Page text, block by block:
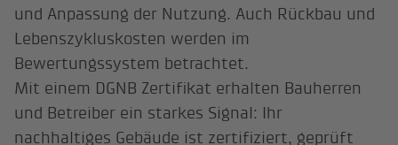
und Anpassung der Nutzung. Auch Rückbau und
Lebenszykluskosten werden im
Bewertungssystem betrachtet.
Mit einem DGNB Zertifikat erhalten Bauherren
und Betreiber ein starkes Signal: Ihr
nachhaltiges Gebäude ist zertifiziert, geprüft